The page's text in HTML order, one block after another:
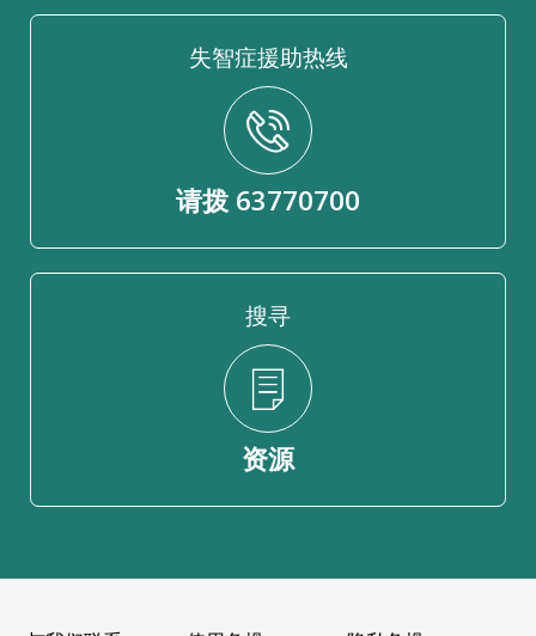
失智症援助热线
请拨 63770700
搜寻
资源